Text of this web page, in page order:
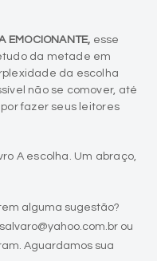
EMOCIONANTE, esse
da metade em
da escolha
não se comover, até
fazer seus leitores
A escolha. Um abraço,
alguma sugestão?
ou
Aguardamos sua